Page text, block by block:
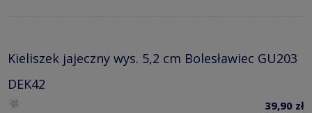
Kieliszek jajeczny wys. 5,2 cm Bolesławiec GU203
DEK42
39,90 zł